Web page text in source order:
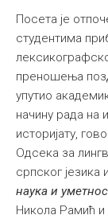
Посета је
студентима
преношења
упутио
начину рада
историјату,
Одсека за
српског језика
наука и
Никола Рамић и